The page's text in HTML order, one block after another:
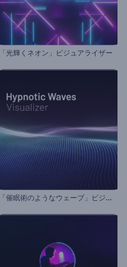
「光輝くネオン」ビジュアライザー
「
催眠術のようなウェーブ」ビジュアライザー